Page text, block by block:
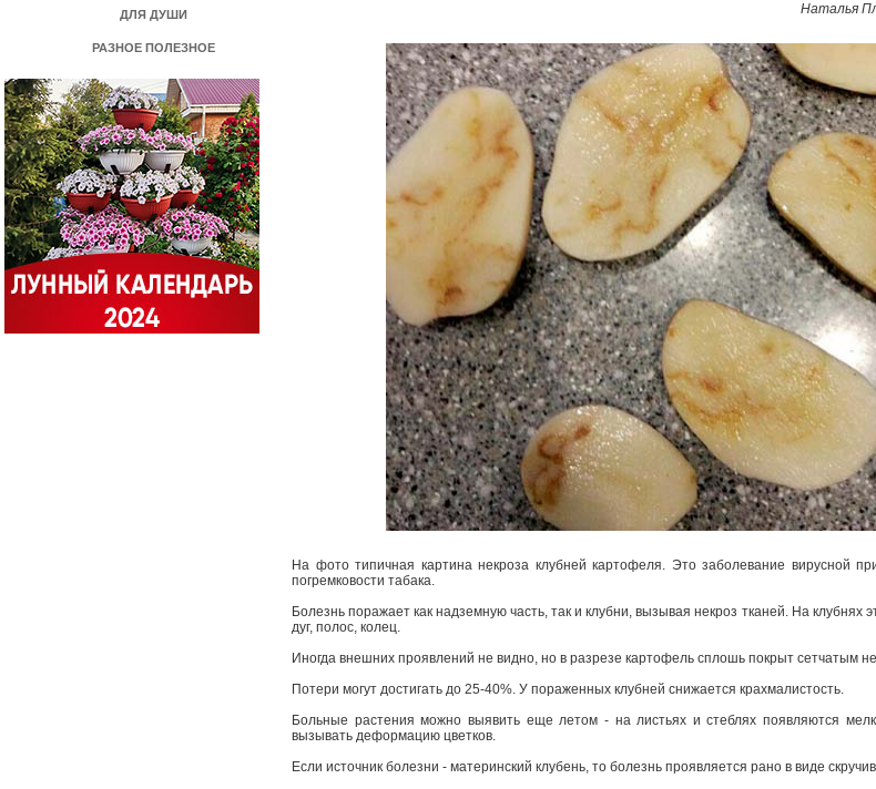
ДЛЯ ДУШИ
РАЗНОЕ ПОЛЕЗНОЕ
Наталья
На фото типичная картина некроза клубней картофеля. Это заболевание вирусной
погремковости табака.
Болезнь поражает как надземную часть, так и клубни, вызывая некроз тканей. На
дуг, полос, колец.
Иногда внешних проявлений не видно, но в разрезе картофель сплошь покрыт сетчатым
Потери могут достигать до 25-40%. У пораженных клубней снижается крахмалистость.
Больные растения можно выявить еще летом - на листьях и стеблях появляются
вызывать деформацию цветков.
Если источник болезни - материнский клубень, то болезнь проявляется рано в виде